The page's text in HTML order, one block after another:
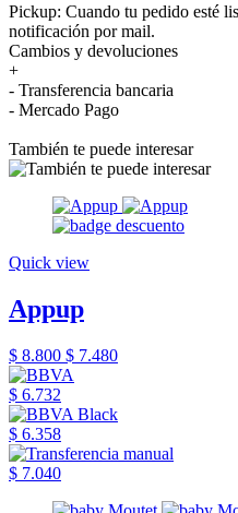
Pickup: Cuando tu pedido esté
notificación por mail.
Cambios y devoluciones
+
- Transferencia bancaria
- Mercado Pago
También te puede interesar
Quick view
Appup
$ 8.800 $ 7.480
$ 6.732
$ 6.358
$ 7.040